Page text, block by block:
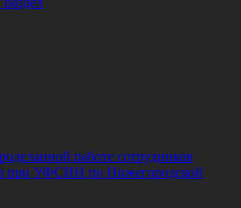
работе сотрудников
при УФСИН по Нижегородской